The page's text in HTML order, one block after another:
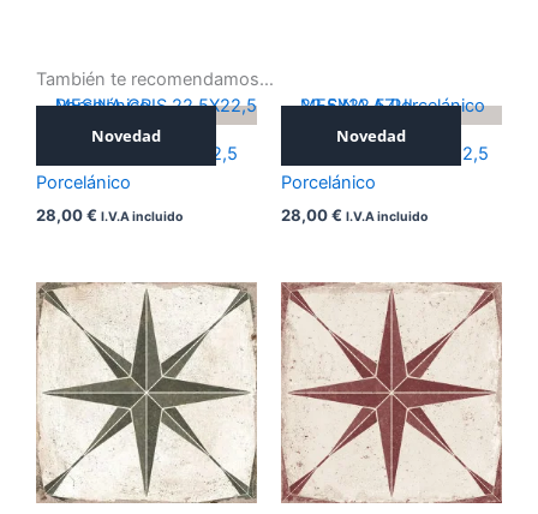
También te recomendamos…
Novedad
MESINA GRIS 22,5X22,5
Porcelánico
28,00€ I.V.A incluido
Novedad
MESINA AZUL 22,5X22,5
Porcelánico
28,00€ I.V.A incluido